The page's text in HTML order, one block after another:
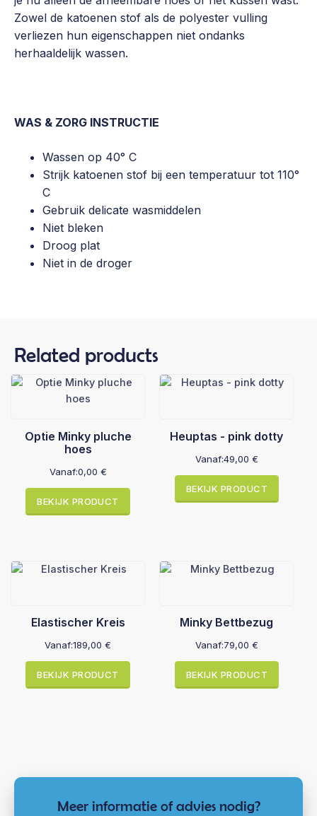
Zowel de katoenen stof als de polyester vulling
verliezen hun eigenschappen niet ondanks
herhaaldelijk wassen.
WAS & ZORG INSTRUCTIE
Wassen op 40° C
Strijk katoenen stof bij een temperatuur tot 110°
C
Gebruik delicate wasmiddelen
Niet bleken
Droog plat
Niet in de droger
Related products
Optie Minky pluche
hoes
Vanaf:0,00 €
BEKIJK PRODUCT
Heuptas - pink dotty
Vanaf:49,00 €
BEKIJK PRODUCT
Elastischer Kreis
Vanaf:189,00€
BEKIJK PRODUCT
Minky Bettbezug
Vanaf:79,00 €
BEKIJK PRODUCT
Meer informatie of advies nodig?